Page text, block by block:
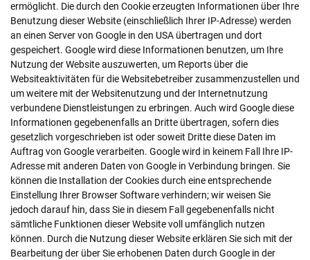
ermöglicht. Die durch den Cookie erzeugten Informationen über Ihre
Benutzung dieser Website (einschließlich Ihrer IP-Adresse) werden
an einen Server von Google in den USA übertragen und dort
gespeichert. Google wird diese Informationen benutzen, um Ihre
Nutzung der Website auszuwerten, um Reports über die
Websiteaktivitäten für die Websitebetreiber zusammenzustellen und
um weitere mit der Websitenutzung und der Internetnutzung
verbundene Dienstleistungen zu erbringen. Auch wird Google diese
Informationen gegebenenfalls an Dritte übertragen, sofern dies
gesetzlich vorgeschrieben ist oder soweit Dritte diese Daten im
Auftrag von Google verarbeiten. Google wird in keinem Fall Ihre IP-
Adresse mit anderen Daten von Google in Verbindung bringen. Sie
können die Installation der Cookies durch eine entsprechende
Einstellung Ihrer Browser Software verhindern; wir weisen Sie
jedoch darauf hin, dass Sie in diesem Fall gegebenenfalls nicht
sämtliche Funktionen dieser Website voll umfänglich nutzen
können. Durch die Nutzung dieser Website erklären Sie sich mit der
Bearbeitung der über Sie erhobenen Daten durch Google in der